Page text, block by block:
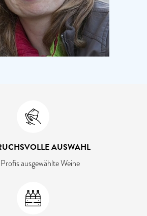
AUSWAHL
ausgewählte Weine